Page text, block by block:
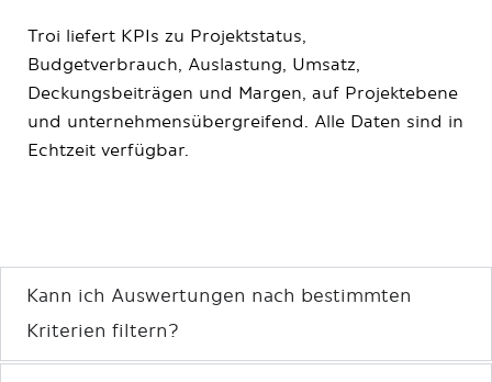
Troi liefert KPIs zu Projektstatus,
Budgetverbrauch, Auslastung, Umsatz,
Deckungsbeiträgen und Margen, auf Projektebene
und unternehmensübergreifend. Alle Daten sind in
Echtzeit verfügbar.
Kann ich Auswertungen nach bestimmten
Kriterien filtern?